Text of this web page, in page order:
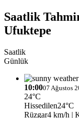
Saatlik
Ufuktepe
Saatlik
Günlük
10:0007 Ağustos
24°C
Hissedilen24°C
Rüzgar4 km/h |